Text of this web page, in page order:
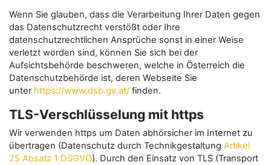
Wenn Sie glauben, dass die Verarbeitung Ihrer Daten gegen
das Datenschutzrecht verstößt oder Ihre
datenschutzrechtlichen Ansprüche sonst in einer Weise
verletzt worden sind, können Sie sich bei der
Aufsichtsbehörde beschweren, welche in Österreich die
Datenschutzbehörde ist, deren Webseite Sie
unter https://www.dsb.gv.at/ finden.
TLS-Verschlüsselung mit https
Wir verwenden https um Daten abhörsicher im Internet zu
übertragen (Datenschutz durch Technikgestaltung Artikel
25 Absatz 1 DSGVO). Durch den Einsatz von TLS (Transport